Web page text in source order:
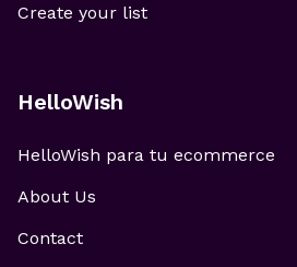
Create your list
HelloWish
HelloWish para tu ecommerce
About Us
Contact